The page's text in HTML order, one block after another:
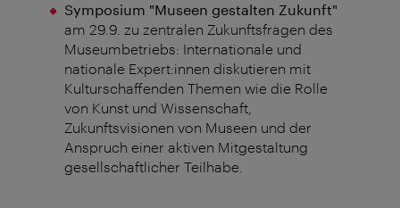
Symposium "Museen gestalten Zukunft"
am 29.9. zu zentralen Zukunftsfragen des
Museumbetriebs: Internationale und
nationale Expert:innen diskutieren mit
Kulturschaffenden Themen wie die Rolle
von Kunst und Wissenschaft,
Zukunftsvisionen von Museen und der
Anspruch einer aktiven Mitgestaltung
gesellschaftlicher Teilhabe.